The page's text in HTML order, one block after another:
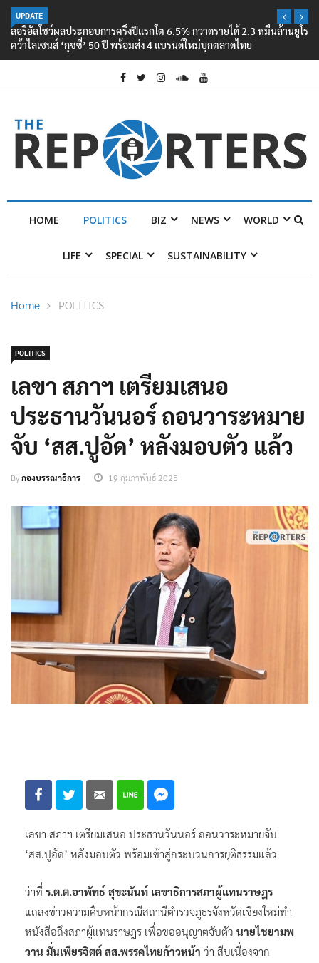
UPDATE
ลอรีอัลโชว์ผลประกอบการครึ่งปีแรกโต 6.5% กวาดรายได้ 2.3 หมื่นล้านยูโร
คว้าไลเซนส์ ‘กุชชี่’ 50 ปี พร้อมส่ง 4 แบรนด์ใหม่บุกตลาดไทย
HOME POLITICS BIZ NEWS WORLD
LIFE SPECIAL SUSTAINABILITY
Home POLITICS
POLITICS
เลขา สภาฯ เตรียมเสนอ
ประธานวันนอร์ ถอนวาระหมาย
จับ ‘สส.ปูอัด’ หลังมอบตัว แล้ว
Byกองบรรณาธิการ 19 กุมภาพันธ์ 2025
เลขา สภาฯ เตรียมเสนอ ประธานวันนอร์ ถอนวาระหมายจับ
‘สส.ปูอัด’ หลังมอบตัว พร้อมเข้าสู่กระบวนการยุติธรรมแล้ว
ว่าที่ ร.ต.ต.อาพัทธ์ สุขะนันท์ เลขาธิการสภาผู้แทนราษฎร
แถลงข่าวความคืบหน้ากรณีสถานีตำรวจภูธรจังหวัดเชียงใหม่ทำ
หนังสือถึงสภาผู้แทนราษฎร เพื่อขออนุญาตจับตัว นายไชยามพ
วาน มั่นเพียรจิตต์ สส.พรรคไทยก้าวหน้า ว่า สืบเนื่องจาก